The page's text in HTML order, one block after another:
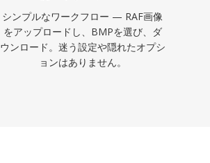
シンプルなワークフロー — RAF画像
をアップロードし、BMPを選び、ダ
ウンロード。迷う設定や隠れたオプシ
ョンはありません。